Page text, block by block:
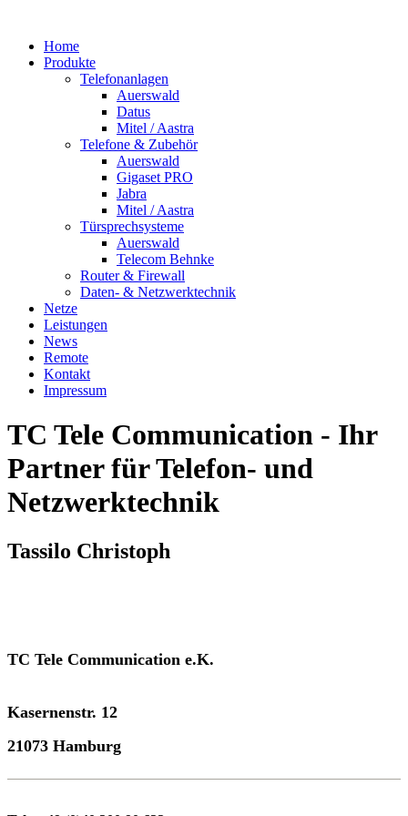
Home
Produkte
Telefonanlagen
Auerswald
Datus
Mitel / Aastra
Telefone & Zubehör
Auerswald
Gigaset PRO
Jabra
Mitel / Aastra
Türsprechsysteme
Auerswald
Telecom Behnke
Router & Firewall
Daten- & Netzwerktechnik
Netze
Leistungen
News
Remote
Kontakt
Impressum
TC Tele Communication - Ihr
Partner für Telefon- und
Netzwerktechnik
Tassilo Christoph
TC Tele Communication e.K.
Kasernenstr. 12
21073 Hamburg